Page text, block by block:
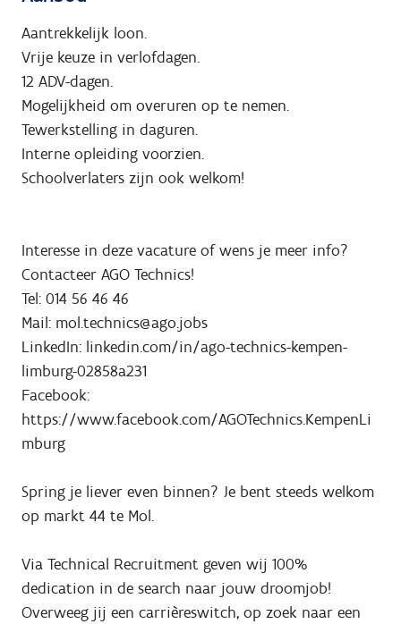
Aantrekkelijk loon.
Vrije keuze in verlofdagen.
12 ADV-dagen.
Mogelijkheid om overuren op te nemen.
Tewerkstelling in daguren.
Interne opleiding voorzien.
Schoolverlaters zijn ook welkom!
Interesse in deze vacature of wens je meer info?
Contacteer AGO Technics!
Tel: 014 56 46 46
Mail: mol.technics@ago.jobs
LinkedIn: linkedin.com/in/ago-technics-kempen-
limburg-02858a231
Facebook:
https://www.facebook.com/AGOTechnics.KempenLi
mburg
Spring je liever even binnen? Je bent steeds welkom
op markt 44 te Mol.
Via Technical Recruitment geven wij 100%
dedication in de search naar jouw droomjob!
Overweeg jij een carrièreswitch, op zoek naar een